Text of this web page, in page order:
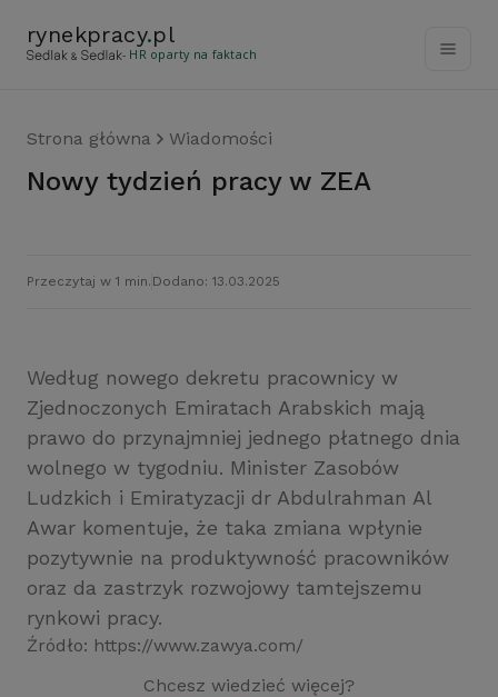
rynekpracy.pl
- HR oparty na faktach
Strona główna Wiadomości
Nowy tydzień pracy w ZEA
Przeczytaj w 1 min. Dodano: 13.03.2025
Według nowego dekretu pracownicy w
Zjednoczonych Emiratach Arabskich mają
prawo do przynajmniej jednego płatnego dnia
wolnego w tygodniu. Minister Zasobów
Ludzkich i Emiratyzacji dr Abdulrahman Al
Awar komentuje, że taka zmiana wpłynie
pozytywnie na produktywność pracowników
oraz da zastrzyk rozwojowy tamtejszemu
rynkowi pracy.
Źródło: https://www.zawya.com/
Chcesz wiedzieć więcej?